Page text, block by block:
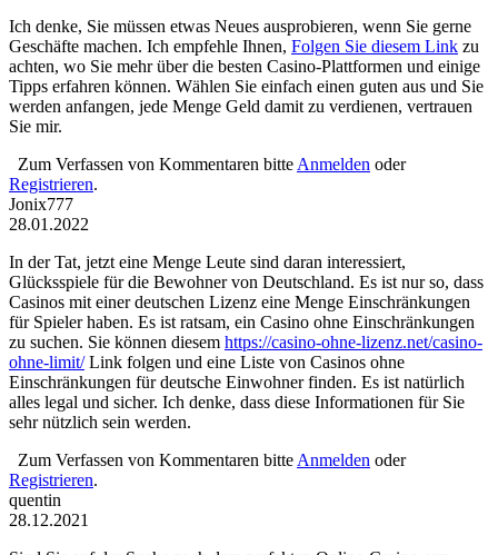
Ich denke, Sie müssen etwas Neues ausprobieren, wenn Sie gerne
Geschäfte machen. Ich empfehle Ihnen, Folgen Sie diesem Link zu
achten, wo Sie mehr über die besten Casino-Plattformen und einige
Tipps erfahren können. Wählen Sie einfach einen guten aus und Sie
werden anfangen, jede Menge Geld damit zu verdienen, vertrauen
Sie mir.
Zum Verfassen von Kommentaren bitte Anmelden oder
Registrieren.
Jonix777
28.01.2022
In der Tat, jetzt eine Menge Leute sind daran interessiert,
Glücksspiele für die Bewohner von Deutschland. Es ist nur so, dass
Casinos mit einer deutschen Lizenz eine Menge Einschränkungen
für Spieler haben. Es ist ratsam, ein Casino ohne Einschränkungen
zu suchen. Sie können diesem https://casino-ohne-lizenz.net/casino-
ohne-limit/Link folgen und eine Liste von Casinos ohne
Einschränkungen für deutsche Einwohner finden. Es ist natürlich
alles legal und sicher. Ich denke, dass diese Informationen für Sie
sehr nützlich sein werden.
Zum Verfassen von Kommentaren bitte Anmelden oder
Registrieren.
quentin
28.12.2021